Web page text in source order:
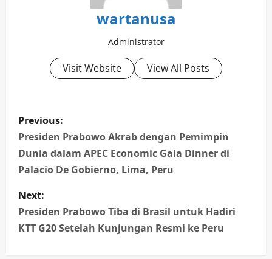
wartanusa
Administrator
Visit Website View All Posts
P
o
s
t
n
Previous:
Presiden Prabowo Akrab dengan Pemimpin
Dunia dalam APEC Economic Gala Dinner di
Palacio De Gobierno, Lima, Peru
Next:
Presiden Prabowo Tiba di Brasil untuk Hadiri
KTT G20 Setelah Kunjungan Resmi ke Peru